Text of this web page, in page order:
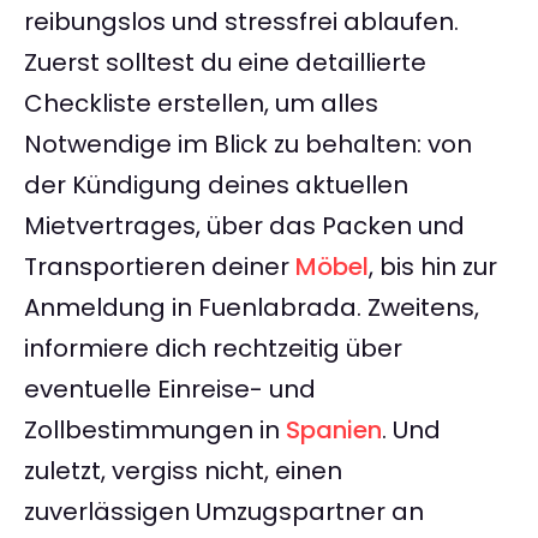
reibungslos und stressfrei ablaufen.
Zuerst solltest du eine detaillierte
Checkliste erstellen, um alles
Notwendige im Blick zu behalten: von
der Kündigung deines aktuellen
Mietvertrages, über das Packen und
Transportieren deiner Möbel, bis hin zur
Anmeldung in Fuenlabrada. Zweitens,
informiere dich rechtzeitig über
eventuelle Einreise- und
Zollbestimmungen in Spanien. Und
zuletzt, vergiss nicht, einen
zuverlässigen Umzugspartner an